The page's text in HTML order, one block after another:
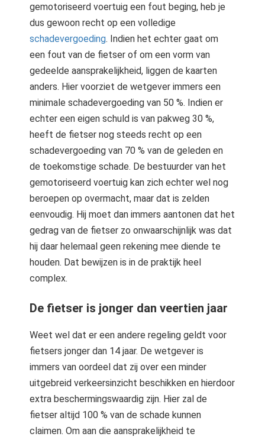
gemotoriseerd voertuig een fout beging, heb je
dus gewoon recht op een volledige
schadevergoeding. Indien het echter gaat om
een fout van de fietser of om een vorm van
gedeelde aansprakelijkheid, liggen de kaarten
anders. Hier voorziet de wetgever immers een
minimale schadevergoeding van 50 %. Indien er
echter een eigen schuld is van pakweg 30 %,
heeft de fietser nog steeds recht op een
schadevergoeding van 70 % van de geleden en
de toekomstige schade. De bestuurder van het
gemotoriseerd voertuig kan zich echter wel nog
beroepen op overmacht, maar dat is zelden
eenvoudig. Hij moet dan immers aantonen dat het
gedrag van de fietser zo onwaarschijnlijk was dat
hij daar helemaal geen rekening mee diende te
houden. Dat bewijzen is in de praktijk heel
complex.
De fietser is jonger dan veertien jaar
Weet wel dat er een andere regeling geldt voor
fietsers jonger dan 14 jaar. De wetgever is
immers van oordeel dat zij over een minder
uitgebreid verkeersinzicht beschikken en hierdoor
extra beschermingswaardig zijn. Hier zal de
fietser altijd 100 % van de schade kunnen
claimen. Om aan die aansprakelijkheid te